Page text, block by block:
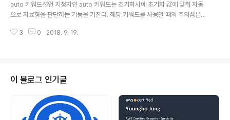
auto 키워드선언 지정자인 auto 키워드는 초기화시에 초기화 값에 맞춰 자동
으로 자료형을 판단하는 기능을 가진다. 해당 키워드를 사용할 때의 주의점은
된 값을 기준으로 자료형을 선택하기 때문이다. 1234567891011#include i
용 예시123456789101112131415161718192021222324252..
3 0 2018. 9. 19.
이 블로그 인기글